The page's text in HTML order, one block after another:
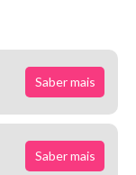
Saber mais
Saber mais